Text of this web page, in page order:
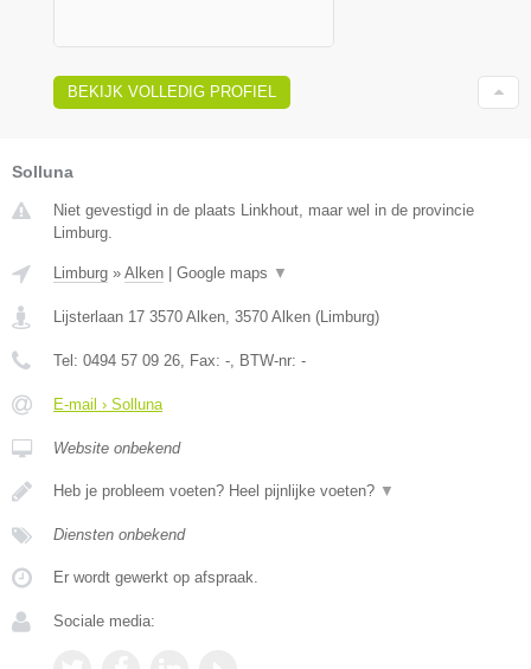
BEKIJK VOLLEDIG PROFIEL
Solluna
Niet gevestigd in de plaats Linkhout, maar wel in de provincie
Limburg.
Limburg » Alken Google maps ▼
Lijsterlaan 17 3570 Alken, 3570 Alken (Limburg)
Tel: 0494 57 09 26, Fax: -, BTW-nr: -
E-mail › Solluna
Website onbekend
Heb je probleem voeten? Heel pijnlijke voeten? ▼
Diensten onbekend
Er wordt gewerkt op afspraak.
Sociale media: